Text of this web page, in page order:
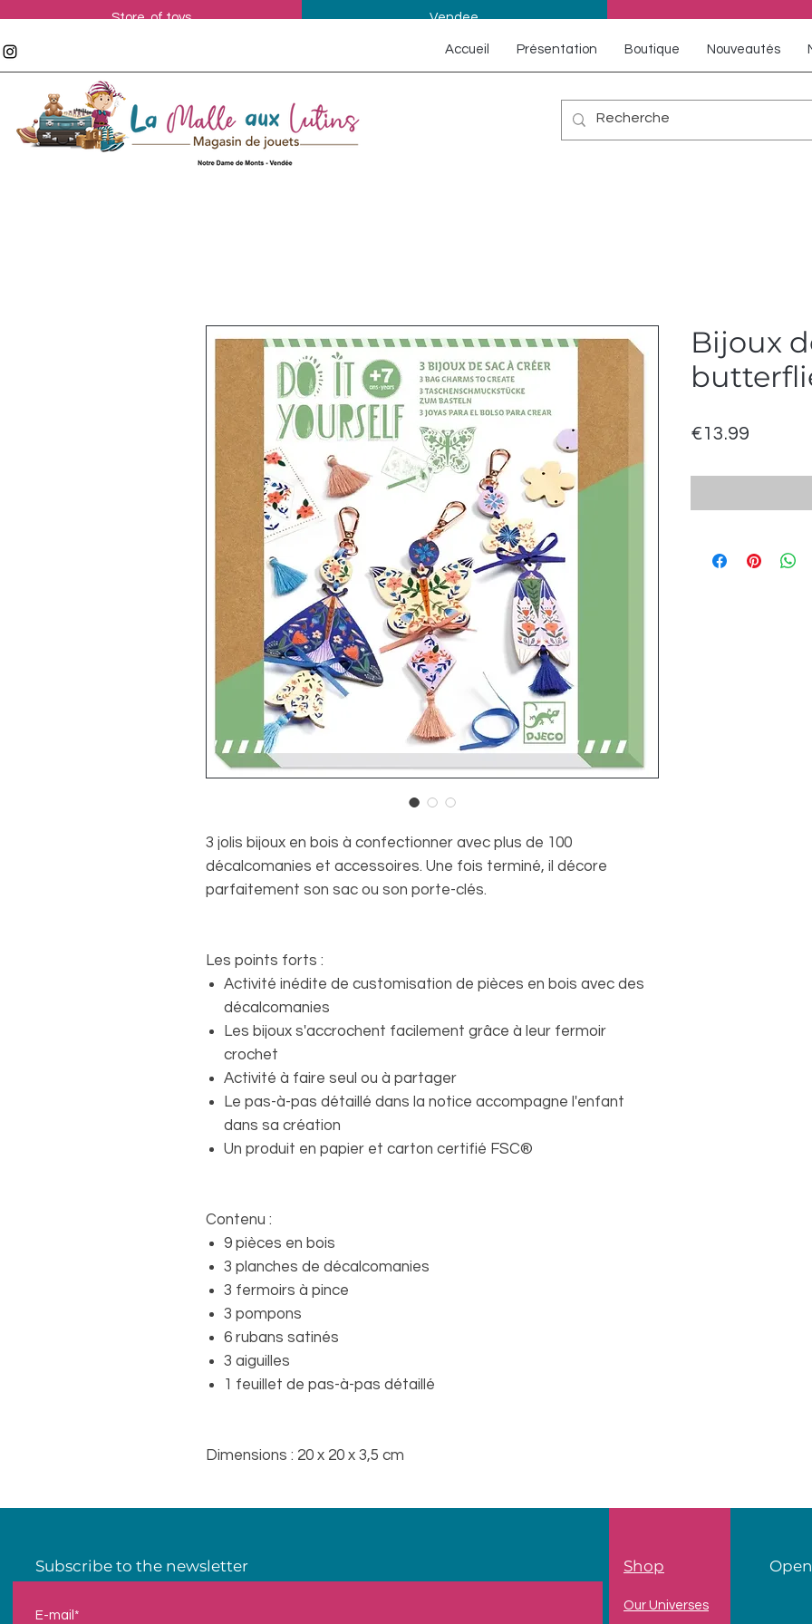
Store of toys Vendee
Accueil Présentation Boutique Nouveautés
3 jolis bijoux en bois à confectionner avec plus de 100
décalcomanies et accessoires. Une fois terminé, il décore
parfaitement son sac ou son porte-clés.
Les points forts :
Activité inédite de customisation de pièces en bois avec des
décalcomanies
Les bijoux s'accrochent facilement grâce à leur fermoir
crochet
Activité à faire seul ou à partager
Le pas-à-pas détaillé dans la notice accompagne l'enfant
dans sa création
Un produit en papier et carton certifié FSC®
Contenu :
9 pièces en bois
3 planches de décalcomanies
3 fermoirs à pince
3 pompons
6 rubans satinés
3 aiguilles
1 feuillet de pas-à-pas détaillé
Dimensions : 20 x 20 x 3,5 cm
Bijoux
€13.99
Subscribe to the newsletter
E-mail*
Shop
Our Universes